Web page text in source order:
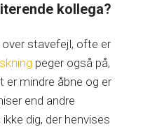
kollega?
stavefejl, ofte er
peger også på,
er mindre åbne og er
end andre
dig, der henvises